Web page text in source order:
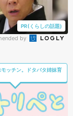
PR(くらしの話題)
by
ッチン。ドタバタ姉妹育